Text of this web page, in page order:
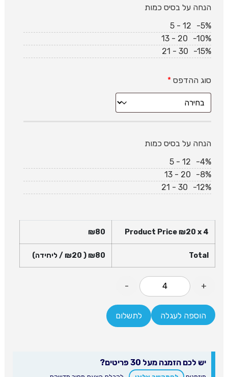
הנחה על בסיס כמות
5 - 12
-5%
13 - 20
-10%
21 - 30
-15%
סוג ההדפס *
הנחה על בסיס כמות
5 - 12
-4%
13 - 20
-8%
21 - 30
-12%
Product Price ₪20 x 4
₪80
Total
₪80
( ₪
20 / ליחידה)
- +
הוספה לעגלה לתשלום
יש לכם הזמנה מעל 30 פריטים?